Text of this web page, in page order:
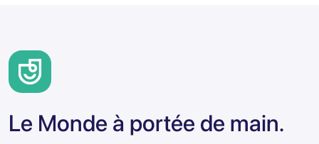
Le Monde à portée de main.